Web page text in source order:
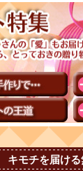
キモチを届け